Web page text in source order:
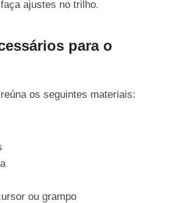
ajustes no trilho.
para o
os seguintes materiais:
ou grampo